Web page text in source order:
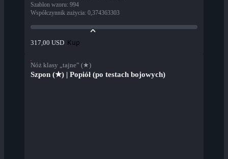
Szablon wzoru: 994
Współczynnik zużycia: 0,374363303
317,00 USD Kup
Nóż klasy „tajne” (★)
Szpon (★) | Popiół (po testach bojowych)